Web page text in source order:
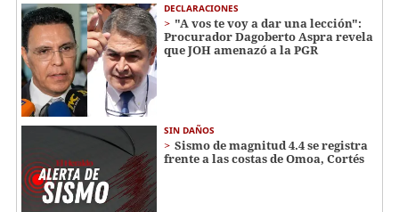
DECLARACIONES
"A vos te voy a dar una lección":
Procurador Dagoberto Aspra revela
que JOH amenazó a la PGR
SIN DAÑOS
Sismo de magnitud 4.4 se registra
frente a las costas de Omoa, Cortés